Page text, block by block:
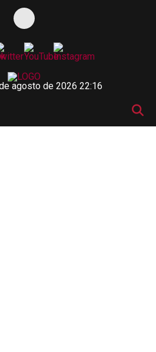
agosto de 2026 22:16